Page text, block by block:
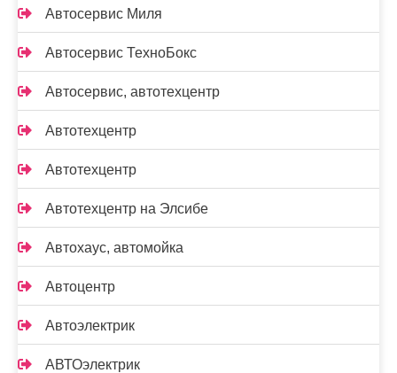
Автосервис Миля
Автосервис ТехноБокс
Автосервис, автотехцентр
Автотехцентр
Автотехцентр
Автотехцентр на Элсибе
Автохаус, автомойка
Автоцентр
Автоэлектрик
АВТОэлектрик